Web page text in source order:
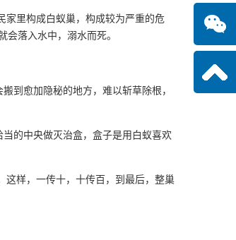
家里构成白蚁巢，构成较为严重的危
落入水中，溺水而死。
到愈加隐秘的地方，难以斩草除根，
的中央做灭治盒，盒子是用白蚁喜欢
样，一传十，十传百，到最后，整巢